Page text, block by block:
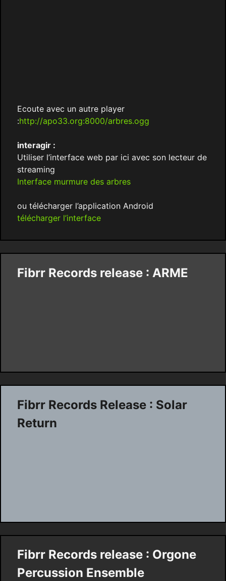
Ecoute avec un autre player
:http://apo33.org:8000/arbres.ogg
interagir :
Utiliser l’interface web par ici avec son lecteur de
streaming
Interface murmure des arbres
ou télécharger l’application Android
télécharger l’interface
Fibrr Records release : ARME
Fibrr Records Release : Solar
Return
Fibrr Records release : Orgone
Percussion Ensemble